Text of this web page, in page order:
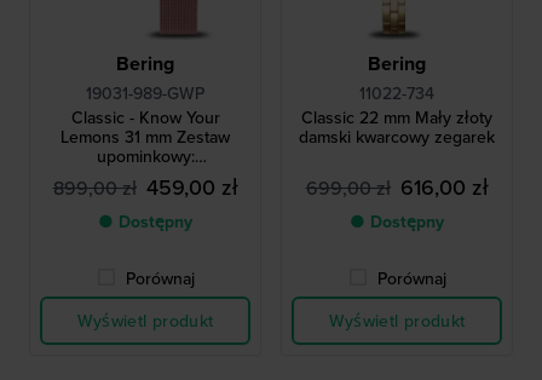
Bering
19031-989-GWP
Classic - Know Your
Lemons 31 mm Zestaw
upominkowy:
Minimalistyczny różowy
zegarek kwarcowy z
bezpłatnym naszyjnikiem
899,00 zł 459,00 zł
● Dostępny
Porównaj
Wyświetl produkt
Bering
11022-734
Classic 22 mm Mały złoty
damski kwarcowy zegarek
699,00 zł 616,00 zł
● Dostępny
Porównaj
Wyświetl produkt